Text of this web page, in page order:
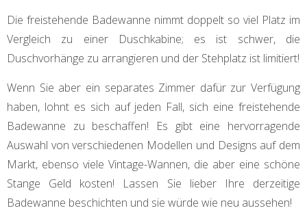
Die freistehende Badewanne nimmt doppelt so viel Platz im
Vergleich zu einer Duschkabine; es ist schwer, die
Duschvorhänge zu arrangieren und der Stehplatz ist limitiert!
Wenn Sie aber ein separates Zimmer dafür zur Verfügung
haben, lohnt es sich auf jeden Fall, sich eine freistehende
Badewanne zu beschaffen! Es gibt eine hervorragende
Auswahl von verschiedenen Modellen und Designs auf dem
Markt, ebenso viele Vintage-Wannen, die aber eine schöne
Stange Geld kosten! Lassen Sie lieber Ihre derzeitige
Badewanne beschichten und sie würde wie neu aussehen!